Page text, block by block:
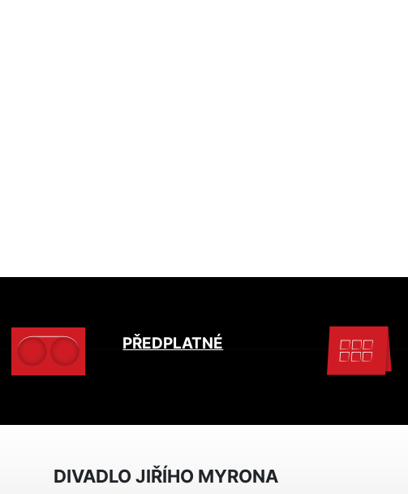
PŘEDPLATNÉ
DIVADLO JIŘÍHO MYRONA